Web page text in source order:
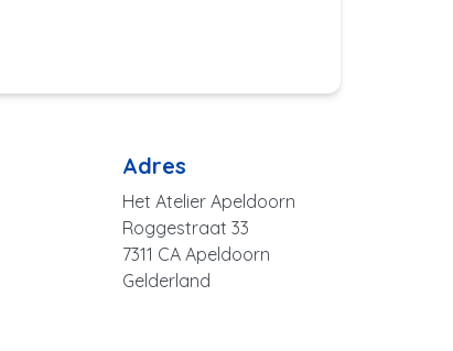
Adres
Het Atelier Apeldoorn
Roggestraat 33
7311 CA Apeldoorn
Gelderland